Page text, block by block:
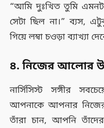
“আমি দুঃখিত তুমি
সেটা ছিল না।” ব্যস,
গিয়ে লম্বা চওড়া ব্যাখ্যা
৪. নিজের আলোর
নার্সিসিস্ট সঙ্গীর
আপনাকে আপনার নিজের
তাঁরা চান, আপনি